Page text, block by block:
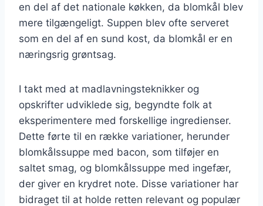
en del af det nationale køkken, da blomkål blev
mere tilgængeligt. Suppen blev ofte serveret
som en del af en sund kost, da blomkål er en
næringsrig grøntsag.
I takt med at madlavningsteknikker og
opskrifter udviklede sig, begyndte folk at
eksperimentere med forskellige ingredienser.
Dette førte til en række variationer, herunder
blomkålssuppe med bacon, som tilføjer en
saltet smag, og blomkålssuppe med ingefær,
der giver en krydret note. Disse variationer har
bidraget til at holde retten relevant og populær